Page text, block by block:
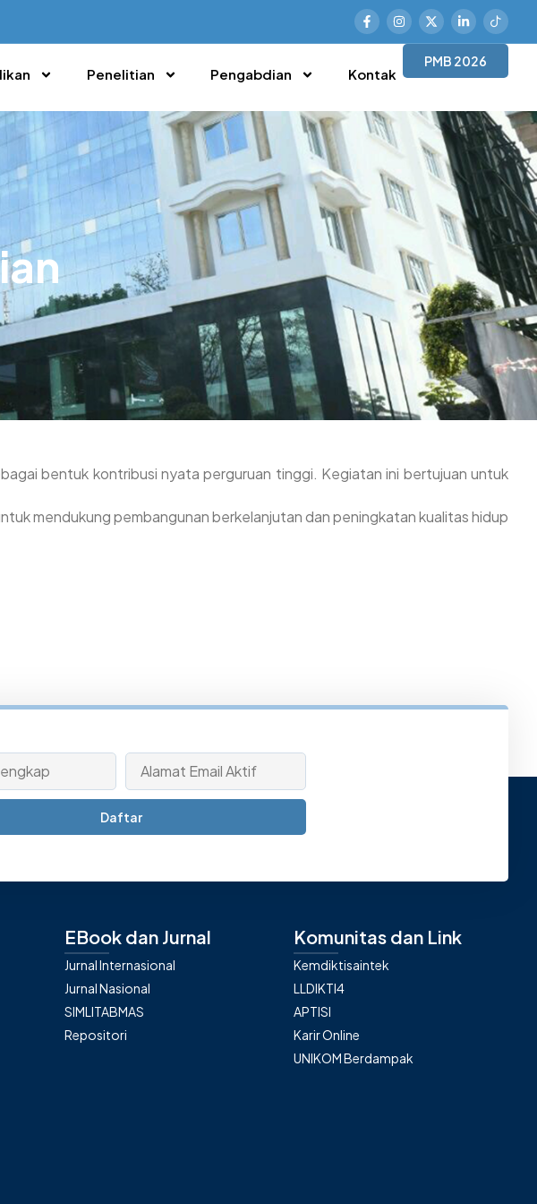
Penelitian Pengabdian Kontak
PMB 2026
bentuk kontribusi nyata perguruan tinggi. Kegiatan ini bertujuan untuk
mendukung pembangunan berkelanjutan dan peningkatan kualitas hidup
Daftar
EBook dan Jurnal
Jurnal Internasional
Jurnal Nasional
SIMLITABMAS
Repositori
Komunitas dan Link
Kemdiktisaintek
LLDIKTI4
APTISI
Karir Online
UNIKOM Berdampak